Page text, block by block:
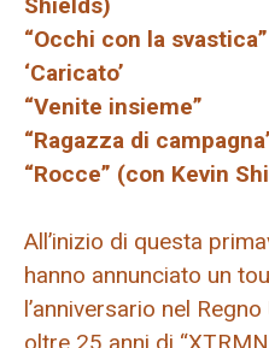
“Occhi con la svastica”
‘Caricato’
“Venite insieme”
“Ragazza di
“Rocce” (con Kevin
All’inizio di questa
hanno annunciato un
l’anniversario nel